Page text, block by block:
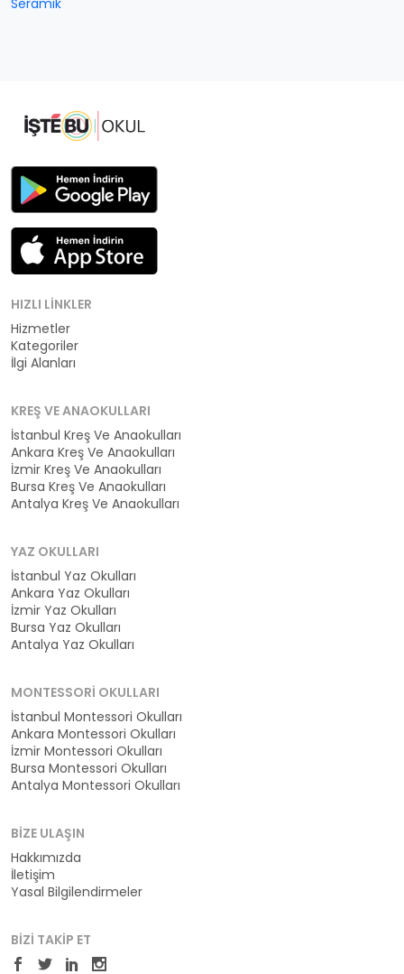
Seramik
HIZLI LINKLER
Hizmetler
Kategoriler
İlgi Alanları
KREŞ VE ANAOKULLARI
İstanbul Kreş Ve Anaokulları
Ankara Kreş Ve Anaokulları
İzmir Kreş Ve Anaokulları
Bursa Kreş Ve Anaokulları
Antalya Kreş Ve Anaokulları
YAZ OKULLARI
İstanbul Yaz Okulları
Ankara Yaz Okulları
İzmir Yaz Okulları
Bursa Yaz Okulları
Antalya Yaz Okulları
MONTESSORI OKULLARI
İstanbul Montessori Okulları
Ankara Montessori Okulları
İzmir Montessori Okulları
Bursa Montessori Okulları
Antalya Montessori Okulları
BIZE ULAŞIN
Hakkımızda
İletişim
Yasal Bilgilendirmeler
BIZI TAKIP ET